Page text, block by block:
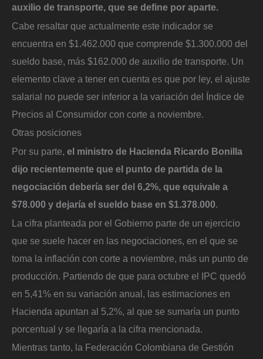
auxilio de transporte, que se define por aparte.
Cabe resaltar que actualmente este indicador se
encuentra en $1.462.000 que comprende $1.300.000 del
sueldo base, más $162.000 de auxilio de transporte. Un
elemento clave a tener en cuenta es que por ley, el ajuste
salarial no puede ser inferior a la variación del Índice de
Precios al Consumidor con corte a noviembre.
Otras posiciones
Por su parte, el ministro de Hacienda Ricardo Bonilla
dijo recientemente que el punto de partida de la
negociación debería ser del 6,2%, que equivale a
$78.000 y dejaría el sueldo base en $1.378.000.
La cifra planteada por el Gobierno parte de un ejercicio
que se suele hacer en las negociaciones, en el que se
toma la inflación con corte a noviembre, más un punto de
producción. Partiendo de que para octubre el IPC quedó
en 5,41% en su variación anual, las estimaciones en
Hacienda apuntan al 5,2%, al que se sumaría un punto
porcentual y se llegaría a la cifra mencionada.
Mientras tanto, la Federación Colombiana de Gestión